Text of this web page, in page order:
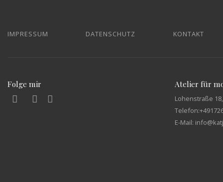
IMPRESSUM DATENSCHUTZ KONTAKT
Folge mir Atelier für
Lohenstraße
Telefon:
E-Mail: